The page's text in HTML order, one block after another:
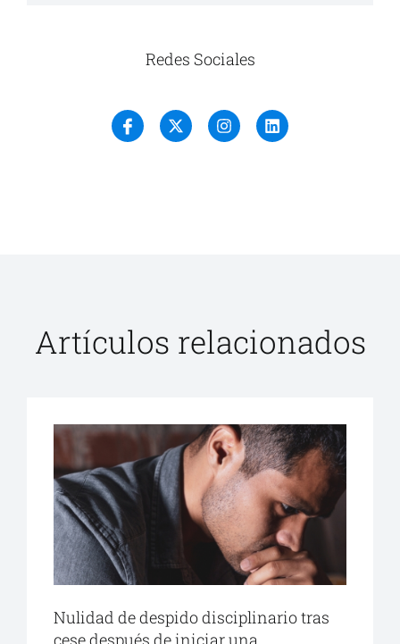
Redes Sociales
Artículos relacionados
Nulidad de despido disciplinario tras
cese después de iniciar una